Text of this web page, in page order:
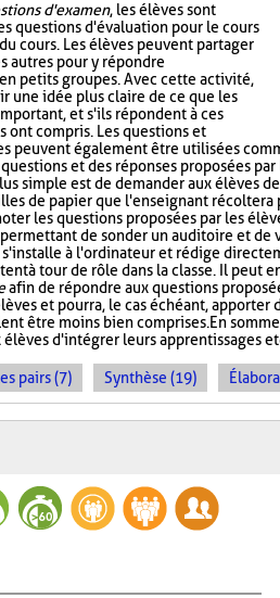
d'examen, les élèves sont
questions d'évaluation pour le cours
cours. Les élèves peuvent partager
autres pour y répondre
petits groupes. Avec cette activité,
une idée plus claire de ce que les
et s'ils répondent à ces
ont compris. Les questions et
peuvent également être utilisées
et des réponses proposées
simple est de demander aux élèves
de papier que l'enseignant récoltera
les questions proposées par les
de sonder un auditoire et de
à l'ordinateur et rédige
à tour de rôle dans la classe. Il peut
afin de répondre aux questions
et pourra, le cas échéant, apporter
être moins bien comprises. En
d'intégrer leurs apprentissages et
pairs (7) Synthèse (19)